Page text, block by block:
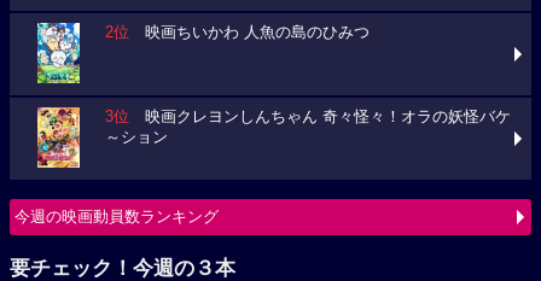
2位 映画ちいかわ 人魚の島のひみつ
3位 映画クレヨンしんちゃん 奇々怪々！オラの妖怪バケ
～ション
今週の映画動員数ランキング
要チェック！今週の３本